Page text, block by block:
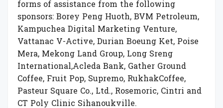
forms of assistance from the following
sponsors: Borey Peng Huoth, BVM Petroleum,
Kampuchea Digital Marketing Venture,
Vattanac V-Active, Durian Boeung Ket, Poise
Mera, Mekong Land Group, Long Sreng
International,Acleda Bank, Gather Ground
Coffee, Fruit Pop, Supremo, RukhakCoffee,
Pasteur Square Co., Ltd., Rosemoric, Cintri and
CT Poly Clinic Sihanoukville.